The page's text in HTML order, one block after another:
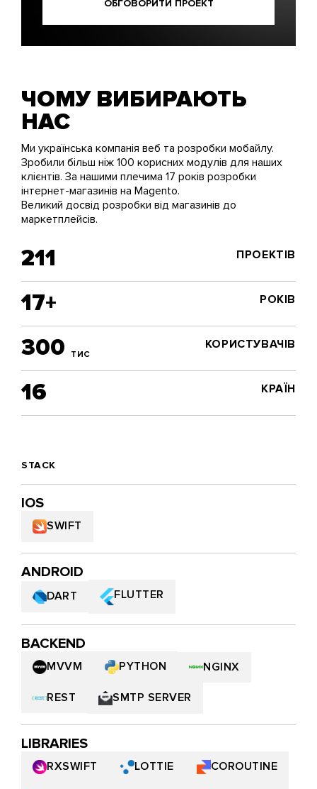
ОБГОВОРИТИ ПРОЕКТ
ЧОМУ ВИБИРАЮТЬ
НАС
Ми українська компанія веб та розробки мобайлу.
Зробили більш ніж 100 корисних модулів для наших
клієнтів. За нашими плечима 17 років розробки
інтернет-магазинів на Magento.
Великий досвід розробки від магазинів до
маркетплейсів.
211 ПРОЕКТІВ
17+ РОКІВ
300 ТИС
КОРИСТУВАЧІВ
16 КРАЇН
STACK
IOS
SWIFT
ANDROID
DART FLUTTER
BACKEND
MVVM PYTHON NGINX
REST SMTP SERVER
LIBRARIES
RXSWIFT LOTTIE COROUTINE